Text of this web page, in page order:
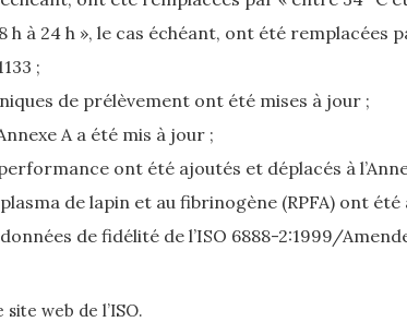
à 24 h », le cas échéant, ont été remplacées
;
de prélèvement ont été mises à jour ;
A a été mis à jour ;
ont été ajoutés et déplacés à
de lapin et au fibrinogène (RPFA) ont été
de fidélité de l’ISO 6888-2:1999/
web de l’ISO.